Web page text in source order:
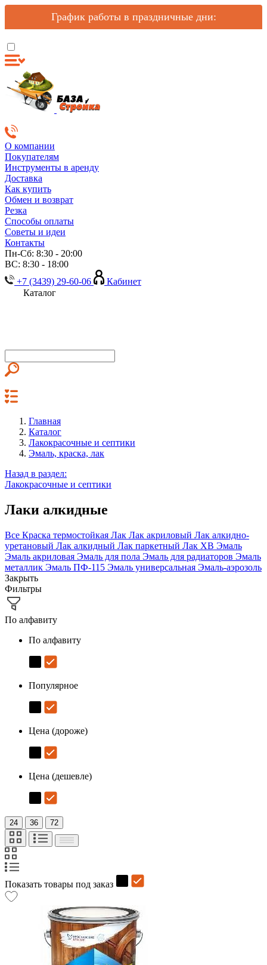
График работы в праздничные дни:
О компании
Покупателям
Инструменты в аренду
Доставка
Как купить
Обмен и возврат
Резка
Способы оплаты
Советы и идеи
Контакты
Пн-Сб: 8:30 - 20:00
ВС: 8:30 - 18:00
+7 (3439) 29-60-06
Кабинет
Каталог
Главная
Каталог
Лакокрасочные и септики
Эмаль, краска, лак
Назад в раздел:
Лакокрасочные и септики
Лаки алкидные
Все Краска термостойкая Лак Лак акриловый Лак алкидно-
уретановый Лак алкидный Лак паркетный Лак ХВ Эмаль
Эмаль акриловая Эмаль для пола Эмаль для радиаторов Эмаль
металлик Эмаль ПФ-115 Эмаль универсальная Эмаль-аэрозоль
Закрыть
Фильтры
По алфавиту
По алфавиту
Популярное
Цена (дороже)
Цена (дешевле)
24 36 72
Показать товары под заказ